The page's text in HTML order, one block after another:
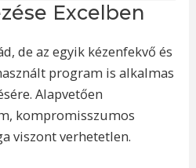
Excelben
de az egyik kézenfekvő és
program is alkalmas
Alapvetően
kompromisszumos
viszont verhetetlen.